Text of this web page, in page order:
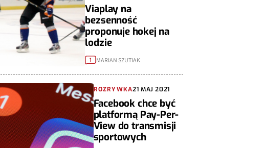
Viaplay na
bezsenność
proponuje hokej na
lodzie
1 MARIAN SZUTIAK
ROZRYWKA21 MAJ 2021
Facebook chce być
platformą Pay-Per-
View do transmisji
sportowych